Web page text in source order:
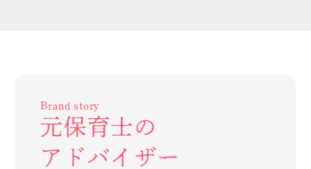
Brand story
元保育士の
アドバイザー